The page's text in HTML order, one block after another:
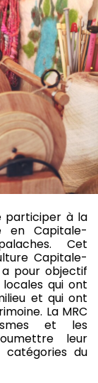
participer à la
en Capitale-
Cet
Capitale-
pour objectif
qui ont
et qui ont
La MRC
et les
leur
du